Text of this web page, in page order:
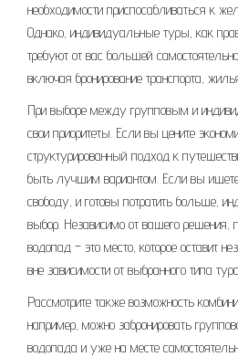
необходимости приспосабливаться к
Однако, индивидуальные туры, как
требуют от вас большей
включая бронирование транспорта,
При выборе между групповым и
свои приоритеты. Если вы цените
структурированный подход к
быть лучшим вариантом. Если вы
свободу, и готовы потратить больше,
выбор. Независимо от вашего решения,
водопад – это место, которое оставит
вне зависимости от выбранного типа
Рассмотрите также возможность
например, можно забронировать
водопада и уже на месте